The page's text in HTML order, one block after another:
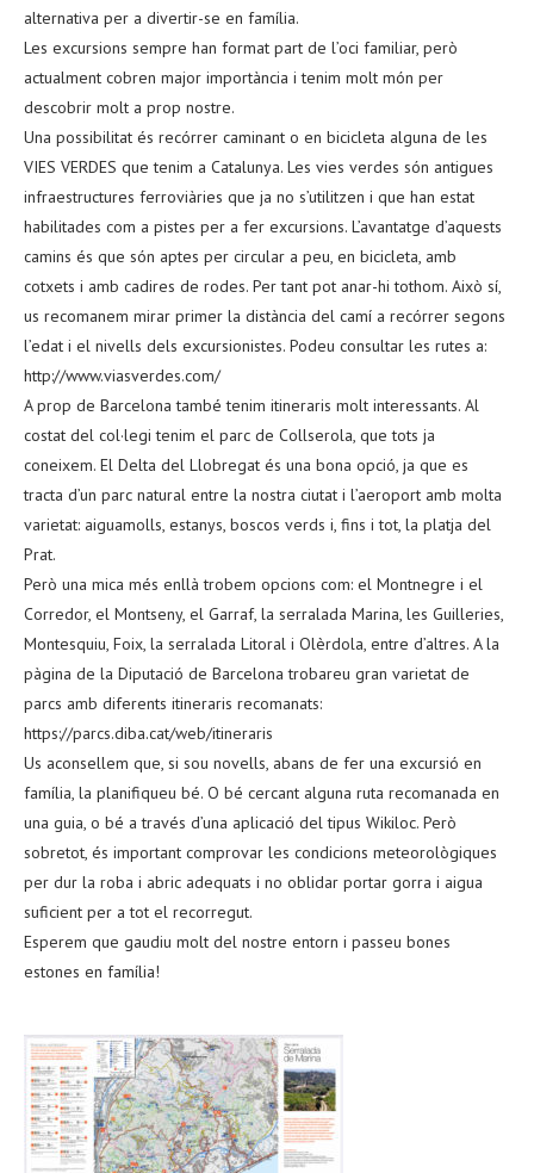
alternativa per a divertir-se en família.
Les excursions sempre han format part de l’oci familiar, però
actualment cobren major importància i tenim molt món per
descobrir molt a prop nostre.
Una possibilitat és recórrer caminant o en bicicleta alguna de les
VIES VERDES que tenim a Catalunya. Les vies verdes són antigues
infraestructures ferroviàries que ja no s’utilitzen i que han estat
habilitades com a pistes per a fer excursions. L’avantatge d’aquests
camins és que són aptes per circular a peu, en bicicleta, amb
cotxets i amb cadires de rodes. Per tant pot anar-hi tothom. Això sí,
us recomanem mirar primer la distància del camí a recórrer segons
l’edat i el nivells dels excursionistes. Podeu consultar les rutes a:
http://www.viasverdes.com/
A prop de Barcelona també tenim itineraris molt interessants. Al
costat del col·legi tenim el parc de Collserola, que tots ja
coneixem. El Delta del Llobregat és una bona opció, ja que es
tracta d’un parc natural entre la nostra ciutat i l’aeroport amb molta
varietat: aiguamolls, estanys, boscos verds i, fins i tot, la platja del
Prat.
Però una mica més enllà trobem opcions com: el Montnegre i el
Corredor, el Montseny, el Garraf, la serralada Marina, les Guilleries,
Montesquiu, Foix, la serralada Litoral i Olèrdola, entre d’altres. A la
pàgina de la Diputació de Barcelona trobareu gran varietat de
parcs amb diferents itineraris recomanats:
https://parcs.diba.cat/web/itineraris
Us aconsellem que, si sou novells, abans de fer una excursió en
família, la planifiqueu bé. O bé cercant alguna ruta recomanada en
una guia, o bé a través d’una aplicació del tipus Wikiloc. Però
sobretot, és important comprovar les condicions meteorològiques
per dur la roba i abric adequats i no oblidar portar gorra i aigua
suficient per a tot el recorregut.
Esperem que gaudiu molt del nostre entorn i passeu bones
estones en família!